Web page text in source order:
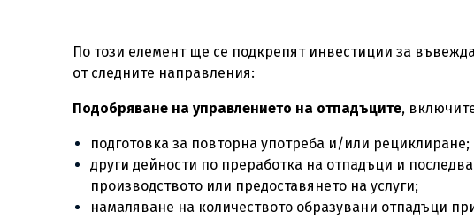
По този елемент ще се подкрепят инвестиции за
от следните направления:
Подобряване на управлението на отпадъците,
подготовка за повторна употреба и/или рециклиране;
други дейности по преработка на отпадъци и
производството или предоставянето на услуги;
намаляване на количеството образувани отпадъци